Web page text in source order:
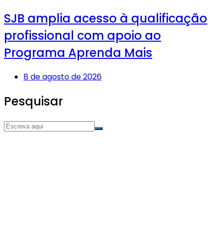
SJB amplia acesso à qualificação
profissional com apoio ao
Programa Aprenda Mais
8 de agosto de 2026
Pesquisar